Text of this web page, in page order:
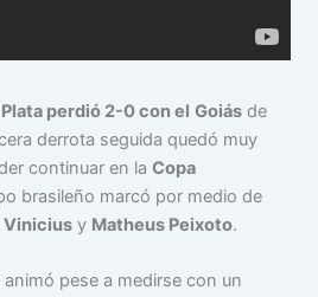
perdió 2-0 con el Goiás de
derrota seguida quedó muy
continuar en laCopa
brasileño marcó por medio de
Vinicius y Matheus Peixoto.
pese a medirse con un